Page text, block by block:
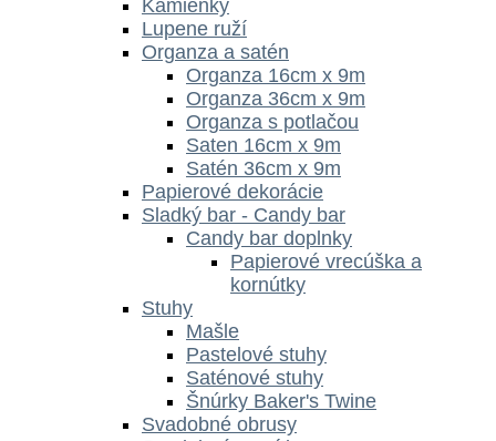
Kamienky
Lupene ruží
Organza a satén
Organza 16cm x 9m
Organza 36cm x 9m
Organza s potlačou
Saten 16cm x 9m
Satén 36cm x 9m
Papierové dekorácie
Sladký bar - Candy bar
Candy bar doplnky
Papierové vrecúška a
kornútky
Stuhy
Mašle
Pastelové stuhy
Saténové stuhy
Šnúrky Baker's Twine
Svadobné obrusy